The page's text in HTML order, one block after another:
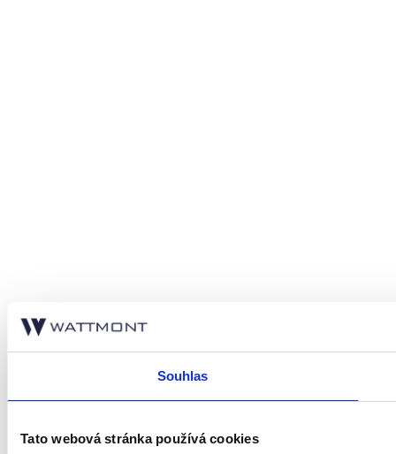
Souhlas
Tato webová stránka používá cookies